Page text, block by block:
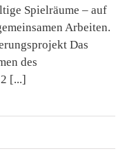
Spielräume – auf
Arbeiten.
Das
des
[...]